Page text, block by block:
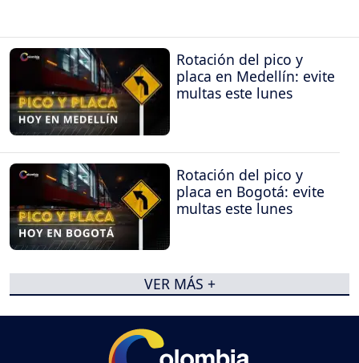
Rotación del pico y
placa en Medellín: evite
multas este lunes
Rotación del pico y
placa en Bogotá: evite
multas este lunes
VER MÁS +